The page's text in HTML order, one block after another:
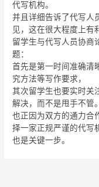
代写机构。
并且详细告诉了代写人
见，这在很大程度上有
留学生与代写人员协商
题：
首先是第一时间准确清
究方法等写作要求，
其次留学生也要实时关
解决，而不是甩手不管。
也正因为双方的通力合
择一家正规严谨的代写
也是关键一步。